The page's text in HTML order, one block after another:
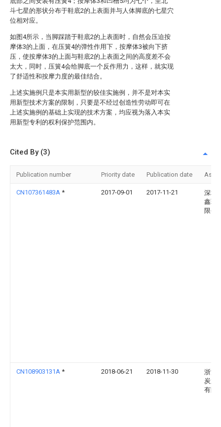
斗七星的形状分布于鞋底2的上表面并与人体脚底的七星穴
位相对应。
如图4所示，当脚踩踏于鞋底2的上表面时，自然会压迫按
摩体3的上面，在压簧4的弹性作用下，按摩体3被向下挤
压，使按摩体3的上面与鞋底2的上表面之间的高度差不会
太大，同时，压簧4会给脚底一个反作用力，这样，就实现
了舒适性和按摩力度的最佳结合。
上述实施例只是本实用新型的较佳实施例，并不是对本实
用新型技术方案的限制，只要是不经过创造性劳动即可在
上述实施例的基础上实现的技术方案，均应视为落入本实
用新型专利的权利保护范围内。
Cited By (3)
Publication number Priority date Publication date
CN107361483A * 2017-09-01 2017-11-21
深圳
鑫珠
限公
CN108903131A * 2018-06-21 2018-11-30
浙江
炭业
有限